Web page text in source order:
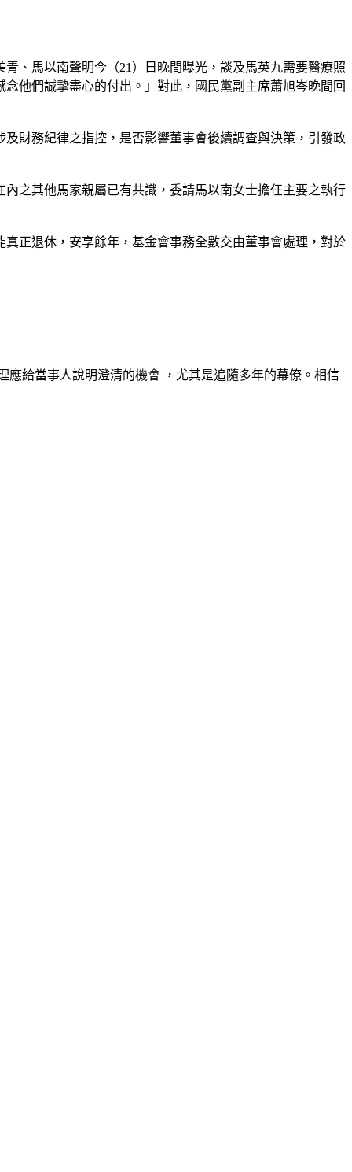
、馬以南聲明今（21）日晚間曝光，談及馬英九需要醫療照
他們誠摯盡心的付出。」對此，國民黨副主席蕭旭岑晚間回
財務紀律之指控，是否影響董事會後續調查與決策，引發政
之其他馬家親屬已有共識，委請馬以南女士擔任主要之執行
正退休，安享餘年，基金會事務全數交由董事會處理，對於
給當事人說明澄清的機會 ，尤其是追隨多年的幕僚。相信